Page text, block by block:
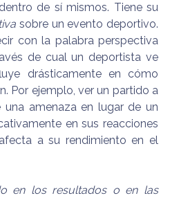
de sí mismos. Tiene su
sobre un evento deportivo.
con la palabra perspectiva
de cual un deportista ve
drásticamente en cómo
Por ejemplo, ver un partido a
amenaza en lugar de un
en sus reacciones
a su rendimiento en el
en los resultados o en las